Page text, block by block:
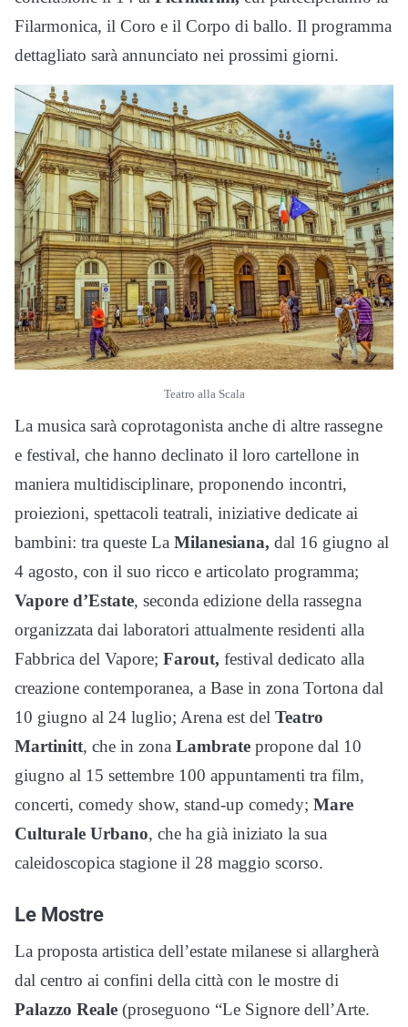
Filarmonica, il Coro e il Corpo di ballo. Il programma
dettagliato sarà annunciato nei prossimi giorni.
Teatro alla Scala
La musica sarà coprotagonista anche di altre rassegne
e festival, che hanno declinato il loro cartellone in
maniera multidisciplinare, proponendo incontri,
proiezioni, spettacoli teatrali, iniziative dedicate ai
bambini: tra queste La Milanesiana, dal 16 giugno al
4 agosto, con il suo ricco e articolato programma;
Vapore d’Estate, seconda edizione della rassegna
organizzata dai laboratori attualmente residenti alla
Fabbrica del Vapore; Farout, festival dedicato alla
creazione contemporanea, a Base in zona Tortona dal
10 giugno al 24 luglio; Arena est del Teatro
Martinitt, che in zona Lambrate propone dal 10
giugno al 15 settembre 100 appuntamenti tra film,
concerti, comedy show, stand-up comedy; Mare
Culturale Urbano, che ha già iniziato la sua
caleidoscopica stagione il 28 maggio scorso.
Le Mostre
La proposta artistica dell’estate milanese si allargherà
dal centro ai confini della città con le mostre di
Palazzo Reale (proseguono “Le Signore dell’Arte.